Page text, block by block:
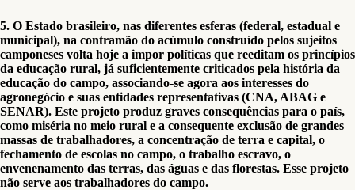
5. O Estado brasileiro, nas diferentes esferas (federal, estadual e
municipal), na contramão do acúmulo construído pelos sujeitos
camponeses volta hoje a impor políticas que reeditam os princípios
da educação rural, já suficientemente criticados pela história da
educação do campo, associando-se agora aos interesses do
agronegócio e suas entidades representativas (CNA, ABAG e
SENAR). Este projeto produz graves consequências para o país,
como miséria no meio rural e a consequente exclusão de grandes
massas de trabalhadores, a concentração de terra e capital, o
fechamento de escolas no campo, o trabalho escravo, o
envenenamento das terras, das águas e das florestas. Esse projeto
não serve aos trabalhadores do campo.